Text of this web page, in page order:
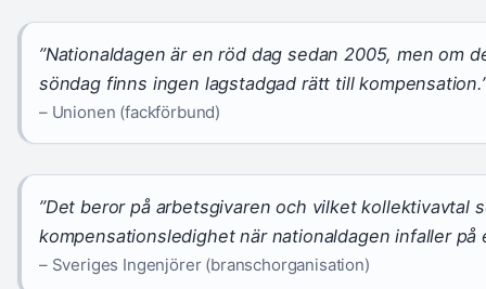
”Nationaldagen är en röd dag sedan 2005, men om
söndag finns ingen lagstadgad rätt till
– Unionen (fackförbund)
”Det beror på arbetsgivaren och vilket kollektivavtal
kompensationsledighet när nationaldagen infaller på
– Sveriges Ingenjörer (branschorganisation)